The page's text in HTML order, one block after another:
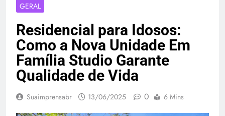
GERAL
Residencial para Idosos:
Como a Nova Unidade Em
Família Studio Garante
Qualidade de Vida
Suaimprensabr 13/06/2025 0 6 Mins